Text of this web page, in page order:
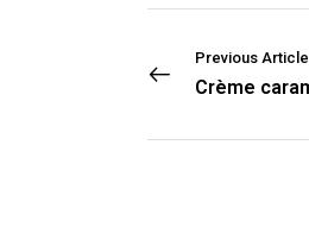
Previous Article